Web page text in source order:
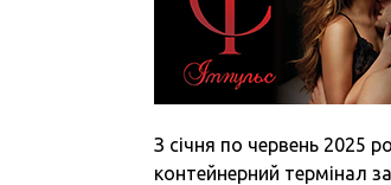
З січня по червень 2025
контейнерний термінал